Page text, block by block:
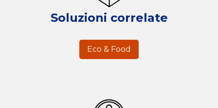
Soluzioni correlate
Eco & Food